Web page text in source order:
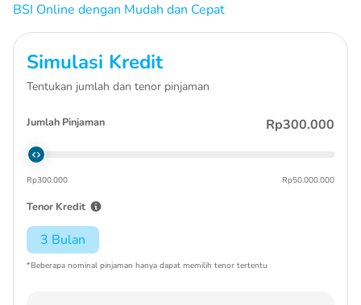
BSI Online dengan Mudah dan Cepat
Simulasi Kredit
Tentukan jumlah dan tenor pinjaman
Jumlah Pinjaman Rp300.000
Rp300.000 Rp50.000.000
Tenor Kredit
3 Bulan
*Beberapa nominal pinjaman hanya dapat memilih tenor tertentu